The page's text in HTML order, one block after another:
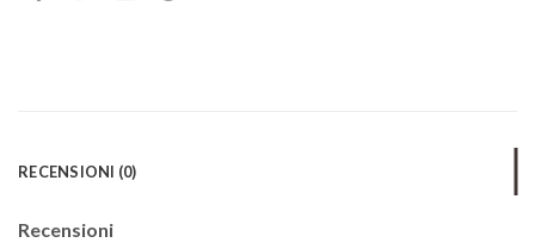
RECENSIONI (0)
Recensioni